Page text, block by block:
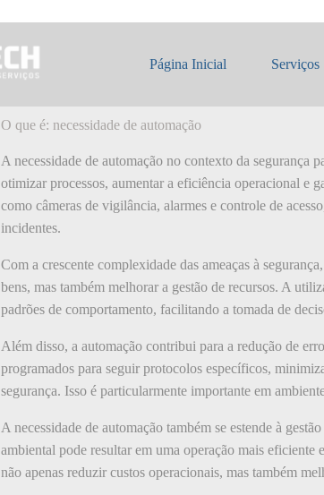
Página Inicial Serviços
O que é: necessidade de
O que é: necessidade de automação
A necessidade de automação no contexto da segurança
otimizar processos, aumentar a eficiência operacional e
como câmeras de vigilância, alarmes e controle de
incidentes.
Com a crescente complexidade das ameaças à
bens, mas também melhorar a gestão de recursos. A
padrões de comportamento, facilitando a tomada de
Além disso, a automação contribui para a redução de
programados para seguir protocolos específicos,
segurança. Isso é particularmente importante em
A necessidade de automação também se estende à
ambiental pode resultar em uma operação mais
não apenas reduzir custos operacionais, mas também